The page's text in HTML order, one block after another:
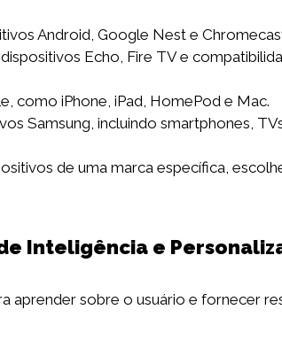
Android, Google Nest e
Echo, Fire TV e
como iPhone, iPad, HomePod e Mac.
Samsung, incluindo smartphones,
de uma marca específica,
Inteligência e
aprender sobre o usuário e fornecer